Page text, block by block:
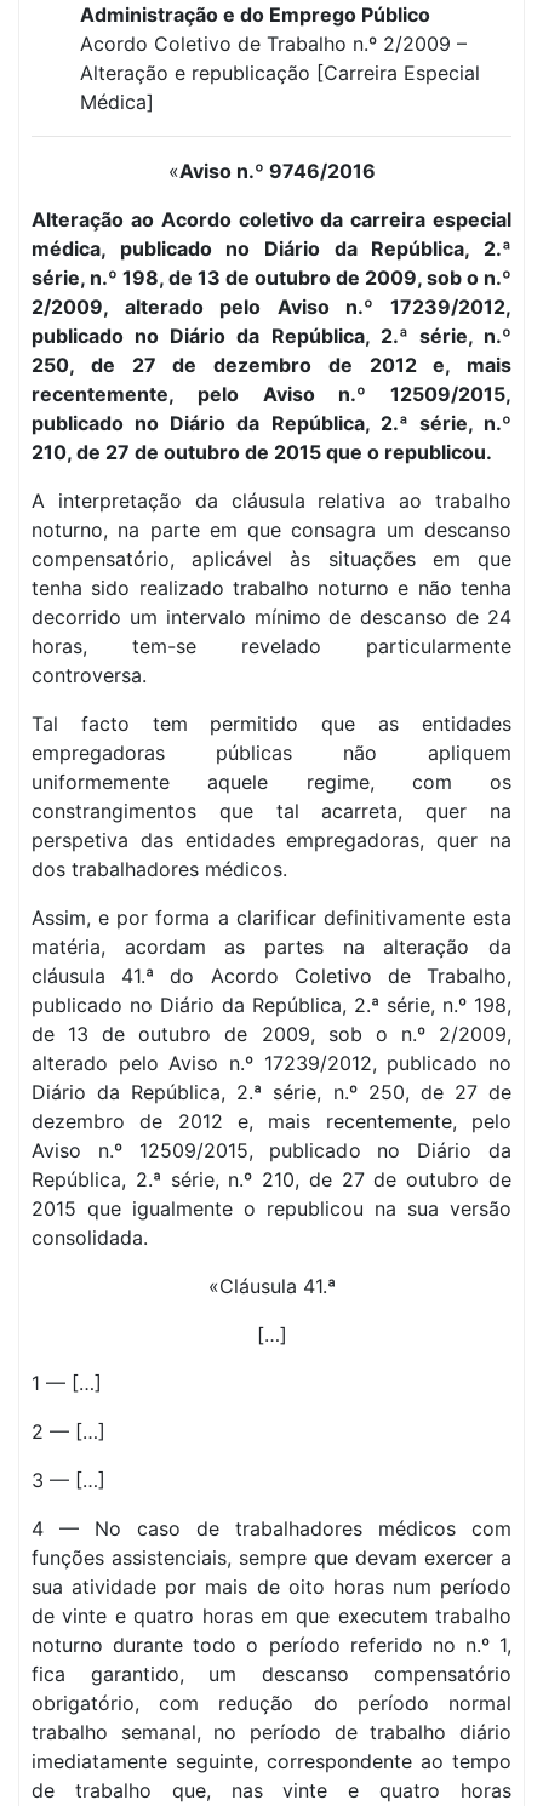
Administração e do Emprego Público
Acordo Coletivo de Trabalho n.º 2/2009 –
Alteração e republicação [Carreira Especial
Médica]
«Aviso n.º 9746/2016
Alteração ao Acordo coletivo da carreira especial
médica, publicado no Diário da República, 2.ª
série, n.º 198, de 13 de outubro de 2009, sob o n.º
2/2009, alterado pelo Aviso n.º 17239/2012,
publicado no Diário da República, 2.ª série, n.º
250, de 27 de dezembro de 2012 e, mais
recentemente, pelo Aviso n.º 12509/2015,
publicado no Diário da República, 2.ª série, n.º
210, de 27 de outubro de 2015 que o republicou.
A interpretação da cláusula relativa ao trabalho
noturno, na parte em que consagra um descanso
compensatório, aplicável às situações em que
tenha sido realizado trabalho noturno e não tenha
decorrido um intervalo mínimo de descanso de 24
horas, tem-se revelado particularmente
controversa.
Tal facto tem permitido que as entidades
empregadoras públicas não apliquem
uniformemente aquele regime, com os
constrangimentos que tal acarreta, quer na
perspetiva das entidades empregadoras, quer na
dos trabalhadores médicos.
Assim, e por forma a clarificar definitivamente esta
matéria, acordam as partes na alteração da
cláusula 41.ª do Acordo Coletivo de Trabalho,
publicado no Diário da República, 2.ª série, n.º 198,
de 13 de outubro de 2009, sob o n.º 2/2009,
alterado pelo Aviso n.º 17239/2012, publicado no
Diário da República, 2.ª série, n.º 250, de 27 de
dezembro de 2012 e, mais recentemente, pelo
Aviso n.º 12509/2015, publicado no Diário da
República, 2.ª série, n.º 210, de 27 de outubro de
2015 que igualmente o republicou na sua versão
consolidada.
«Cláusula 41.ª
[…]
1 — […]
2 — […]
3 — […]
4 — No caso de trabalhadores médicos com
funções assistenciais, sempre que devam exercer a
sua atividade por mais de oito horas num período
de vinte e quatro horas em que executem trabalho
noturno durante todo o período referido no n.º 1,
fica garantido, um descanso compensatório
obrigatório, com redução do período normal
trabalho semanal, no período de trabalho diário
imediatamente seguinte, correspondente ao tempo
de trabalho que, nas vinte e quatro horas